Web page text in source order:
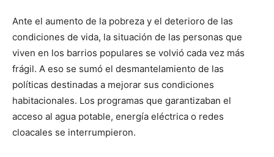
Ante el aumento de la pobreza y el deterioro de las
condiciones de vida, la situación de las personas que
viven en los barrios populares se volvió cada vez más
frágil. A eso se sumó el desmantelamiento de las
políticas destinadas a mejorar sus condiciones
habitacionales. Los programas que garantizaban el
acceso al agua potable, energía eléctrica o redes
cloacales se interrumpieron.